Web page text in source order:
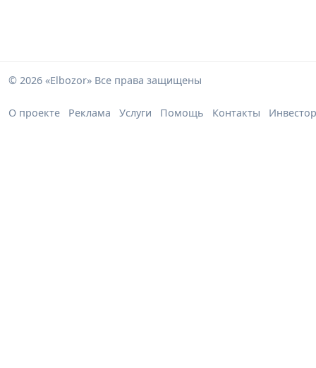
© 2026 «Elbozor» Все права защищены
О проекте Реклама Услуги Помощь Контакты